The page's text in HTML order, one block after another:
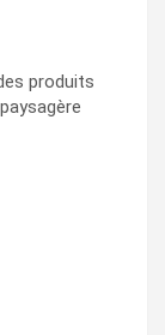
produits